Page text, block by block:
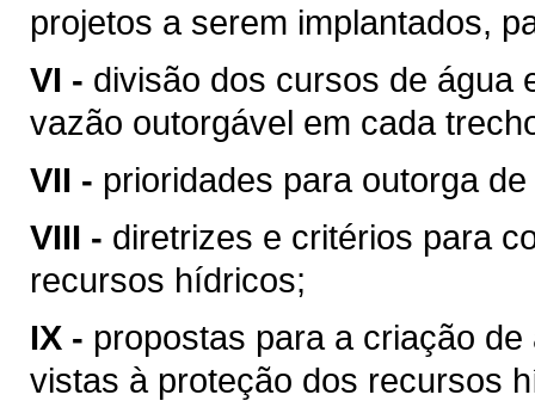
projetos a serem implantados,
VI - divisão dos cursos de água
vazão outorgável em cada
VII - prioridades para outorga
VIII - diretrizes e critérios para
recursos hídricos;
IX - propostas para a criação
vistas à proteção dos recursos